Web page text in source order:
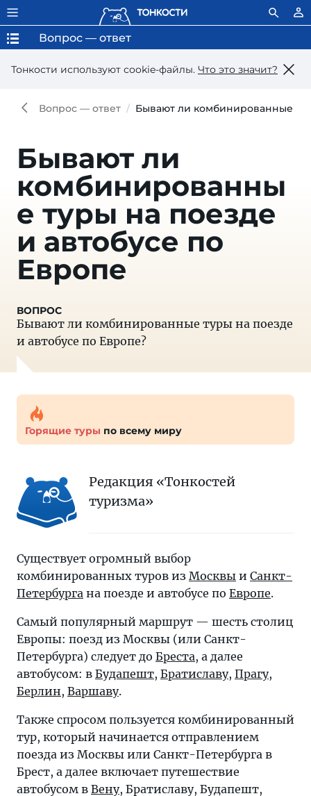
Тонкости используют сookie-файлы. Что это значит?
Вопрос — ответ
Вопрос — ответ Бывают ли комбинированные
Бывают ли
комбинированны
е туры на поезде
и автобусе по
Европе
Бывают ли комбинированные туры на поезде
и автобусе по Европе?
Горящие туры по всему миру
Редакция «Тонкостей
туризма»
Существует огромный выбор
комбинированных туров из Москвы и Санкт-
Петербурга на поезде и автобусе по Европе.
Самый популярный маршрут — шесть столиц
Европы: поезд из Москвы (или Санкт-
Петербурга) следует до Бреста, а далее
автобусом: в Будапешт, Братиславу, Прагу,
Берлин, Варшаву.
Также спросом пользуется комбинированный
тур, который начинается отправлением
поезда из Москвы или Санкт-Петербурга в
Брест, а далее включает путешествие
автобусом в Вену, Братиславу, Будапешт,